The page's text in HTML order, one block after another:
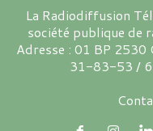
La Radiodiffusion
société publique de
Adresse : 01 BP
31-83-53 /